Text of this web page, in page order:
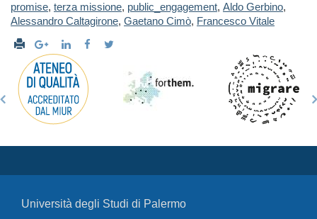
promise, terza missione, public_engagement, Aldo Gerbino,
Alessandro Caltagirone, Gaetano Cimò, Francesco Vitale
Università degli Studi di Palermo